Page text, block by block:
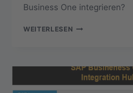
Business One integrieren?
WEITERLESEN INTEGRATION
ON
FÜR
SBO